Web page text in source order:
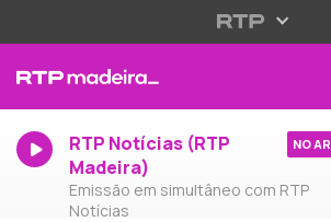
RTP Notícias (RTP
Madeira)
Emissão em simultâneo com RTP
Notícias
NO AR